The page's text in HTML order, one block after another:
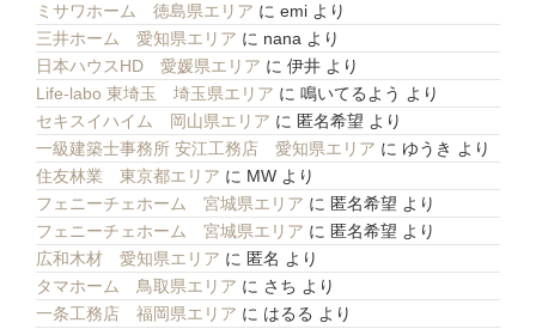
ミサワホーム 徳島県エリア に emi より
三井ホーム 愛知県エリア に nana より
日本ハウスHD 愛媛県エリア に 伊井 より
Life-labo 東埼玉 埼玉県エリア に 鳴いてるよう より
セキスイハイム 岡山県エリア に 匿名希望 より
一級建築士事務所 安江工務店 愛知県エリア に ゆうき より
住友林業 東京都エリア に MW より
フェニーチェホーム 宮城県エリア に 匿名希望 より
フェニーチェホーム 宮城県エリア に 匿名希望 より
広和木材 愛知県エリア に 匿名 より
タマホーム 鳥取県エリア に さち より
一条工務店 福岡県エリア に はるる より